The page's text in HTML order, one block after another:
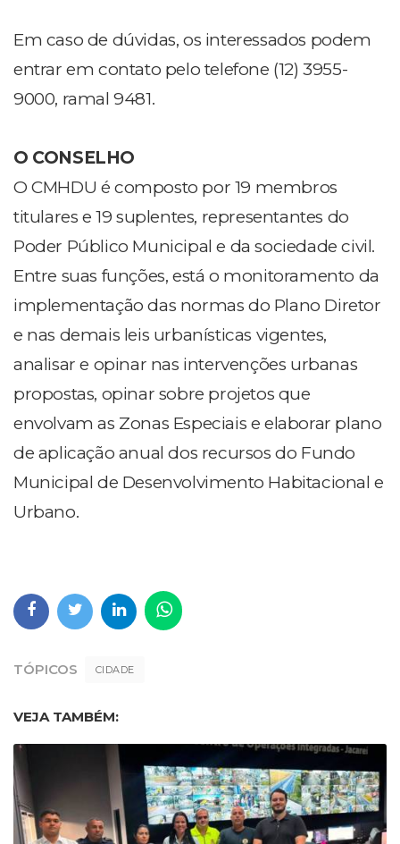
Em caso de dúvidas, os interessados podem
entrar em contato pelo telefone (12) 3955-
9000, ramal 9481.
O CONSELHO
O CMHDU é composto por 19 membros
titulares e 19 suplentes, representantes do
Poder Público Municipal e da sociedade civil.
Entre suas funções, está o monitoramento da
implementação das normas do Plano Diretor
e nas demais leis urbanísticas vigentes,
analisar e opinar nas intervenções urbanas
propostas, opinar sobre projetos que
envolvam as Zonas Especiais e elaborar plano
de aplicação anual dos recursos do Fundo
Municipal de Desenvolvimento Habitacional e
Urbano.
TÓPICOS CIDADE
VEJA TAMBÉM: